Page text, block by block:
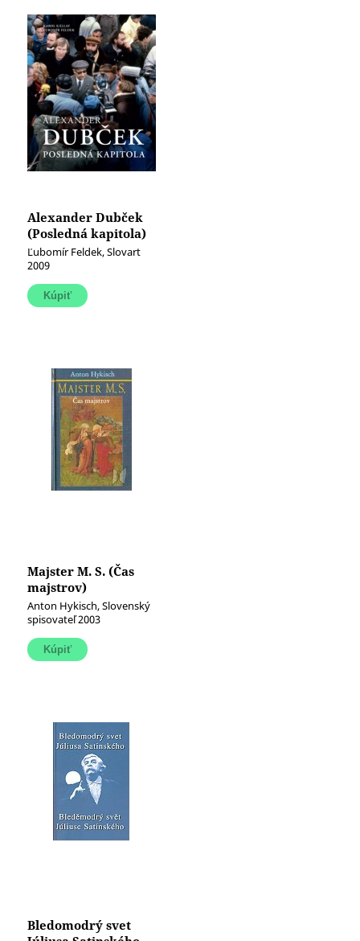
Alexander Dubček
(Posledná kapitola)
Ľubomír Feldek, Slovart
2009
Majster M. S. (Čas
majstrov)
Anton Hykisch, Slovenský
spisovateľ 2003
Bledomodrý svet